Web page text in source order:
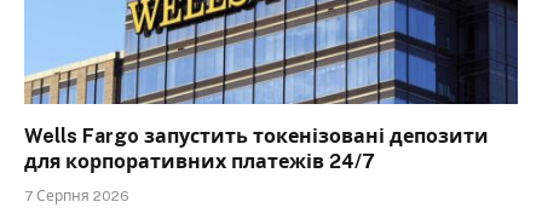
Wells Fargo запустить токенізовані депозити
для корпоративних платежів 24/7
7 Серпня 2026